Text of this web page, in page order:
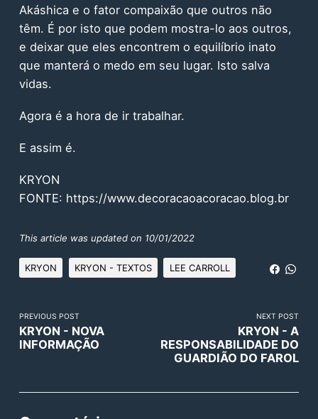
Akáshica e o fator compaixão que outros não
têm. É por isto que podem mostra-lo aos outros,
e deixar que eles encontrem o equilíbrio inato
que manterá o medo em seu lugar. Isto salva
vidas.
Agora é a hora de ir trabalhar.
E assim é.
KRYON
FONTE: https://www.decoracaoacoracao.blog.br
This article was updated on 10/01/2022
KRYON KRYON - TEXTOS LEE CARROLL
PREVIOUS POST
KRYON - NOVA
INFORMAÇÃO
NEXT POST
KRYON - A
RESPONSABILIDADE DO
GUARDIÃO DO FAROL